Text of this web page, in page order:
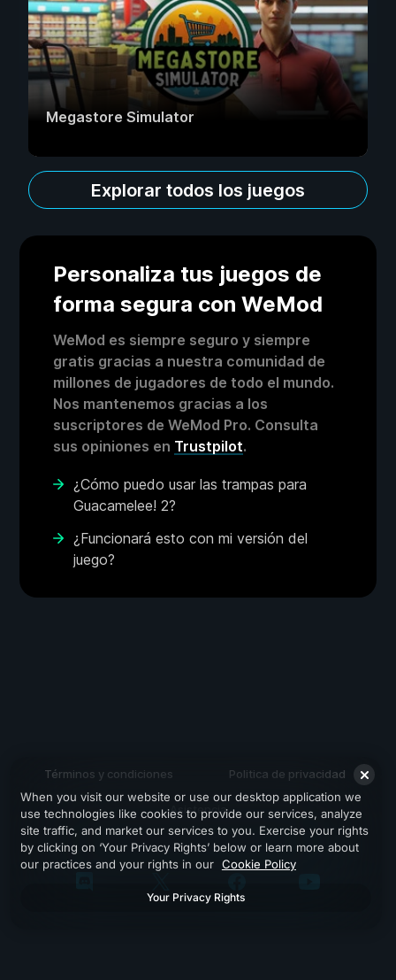
Megastore Simulator
Explorar todos los juegos
Personaliza tus juegos de
forma segura con WeMod
WeMod es siempre seguro y siempre
gratis gracias a nuestra comunidad de
millones de jugadores de todo el mundo.
Nos mantenemos gracias a los
suscriptores de WeMod Pro. Consulta
sus opiniones en Trustpilot.
¿Cómo puedo usar las trampas para
Guacamelee! 2?
¿Funcionará esto con mi versión del
juego?
Términos y condiciones Politica de privacidad
Asistencia
When you visit our website or use our desktop application we
use technologies like cookies to provide our services, analyze
site traffic, and market our services to you. Exercise your rights
by clicking on ‘Your Privacy Rights’ below or learn more about
our practices and your rights in our Cookie Policy
Your Privacy Rights